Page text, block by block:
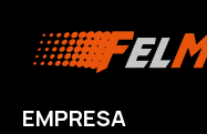
EMPRESA